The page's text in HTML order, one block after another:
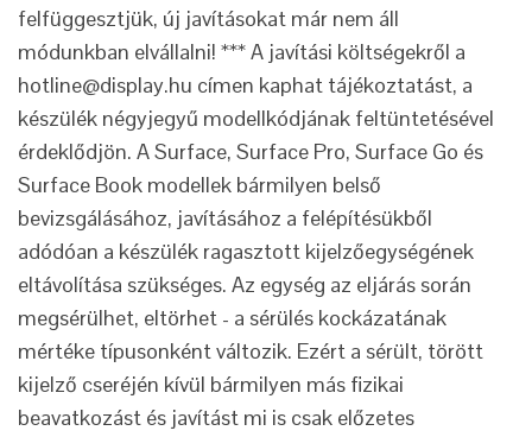
felfüggesztjük, új javításokat már nem áll
módunkban elvállalni! *** A javítási költségekről a
hotline@display.hu címen kaphat tájékoztatást, a
készülék négyjegyű modellkódjának feltüntetésével
érdeklődjön. A Surface, Surface Pro, Surface Go és
Surface Book modellek bármilyen belső
bevizsgálásához, javításához a felépítésükből
adódóan a készülék ragasztott kijelzőegységének
eltávolítása szükséges. Az egység az eljárás során
megsérülhet, eltörhet - a sérülés kockázatának
mértéke típusonként változik. Ezért a sérült, törött
kijelző cseréjén kívül bármilyen más fizikai
beavatkozást és javítást mi is csak előzetes